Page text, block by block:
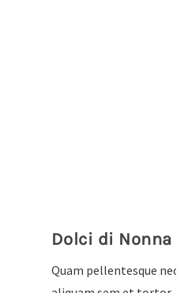
Dolci di Nonna
Quam pellentesque nec